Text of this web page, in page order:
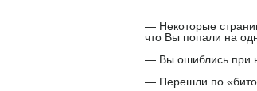
— Некоторые
что Вы попали на
— Вы ошиблись при
— Перешли по